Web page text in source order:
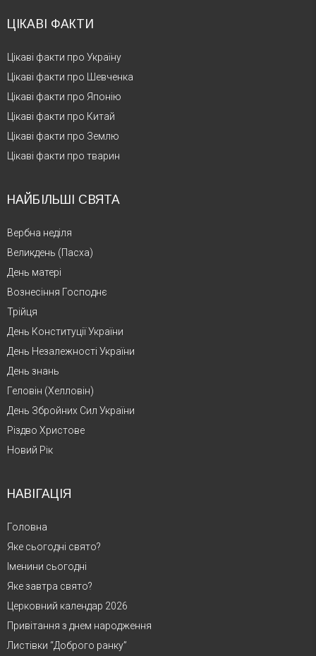
ЦІКАВІ ФАКТИ
Цікаві факти про Україну
Цікаві факти про Шевченка
Цікаві факти про Японію
Цікаві факти про Китай
Цікаві факти про Землю
Цікаві факти про тварин
НАЙБІЛЬШІ СВЯТА
Вербна неділя
Великдень (Пасха)
День матері
Вознесіння Господнє
Трійця
День Конституції України
День Незалежності України
День знань
Геловін (Хелловін)
День Збройних Сил України
Різдво Христове
Новий Рік
НАВІГАЦІЯ
Головна
Яке сьогодні свято?
Іменини сьогодні
Яке завтра свято?
Церковний календар 2026
Привітання з днем народження
Листівки “Доброго ранку”